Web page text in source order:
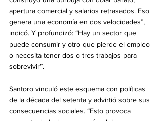
apertura comercial y salarios retrasados. Eso
genera una economía en dos velocidades”,
indicó. Y profundizó: “Hay un sector que
puede consumir y otro que pierde el empleo
o necesita tener dos o tres trabajos para
sobrevivir”.
Santoro vinculó este esquema con políticas
de la década del setenta y advirtió sobre sus
consecuencias sociales. “Esto provoca